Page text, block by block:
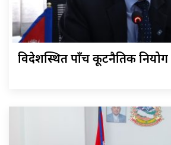
विदेशस्थित पाँच कूटनैतिक नियोग